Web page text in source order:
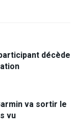
décède
va sortir le
vu